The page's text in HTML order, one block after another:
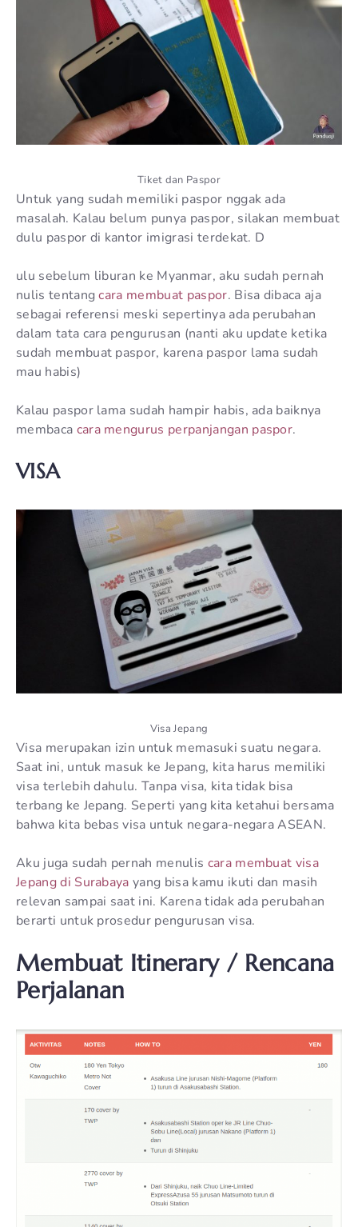
Tiket dan Paspor
Untuk yang sudah memiliki paspor nggak ada
masalah. Kalau belum punya paspor, silakan membuat
dulu paspor di kantor imigrasi terdekat. D
ulu sebelum liburan ke Myanmar, aku sudah pernah
nulis tentangcara membuat paspor. Bisa dibaca aja
sebagai referensi meski sepertinya ada perubahan
dalam tata cara pengurusan (nanti aku update ketika
sudah membuat paspor, karena paspor lama sudah
mau habis)
Kalau paspor lama sudah hampir habis, ada baiknya
membaca cara mengurus perpanjangan paspor.
VISA
Visa Jepang
Visa merupakan izin untuk memasuki suatu negara.
Saat ini, untuk masuk ke Jepang, kita harus memiliki
visa terlebih dahulu. Tanpa visa, kita tidak bisa
terbang ke Jepang. Seperti yang kita ketahui bersama
bahwa kita bebas visa untuk negara-negara ASEAN.
Aku juga sudah pernah menulis cara membuat visa
Jepang di Surabaya yang bisa kamu ikuti dan masih
relevan sampai saat ini. Karena tidak ada perubahan
berarti untuk prosedur pengurusan visa.
Membuat Itinerary / Rencana
Perjalanan